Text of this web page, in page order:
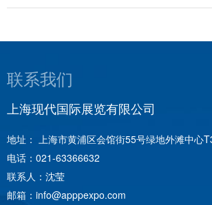
联系我们
上海新格雷展览服务有限公
地址： 上海市陕西北路1438号财
电话：021-62994936
邮箱：rebecca.jin@grayexpo.com